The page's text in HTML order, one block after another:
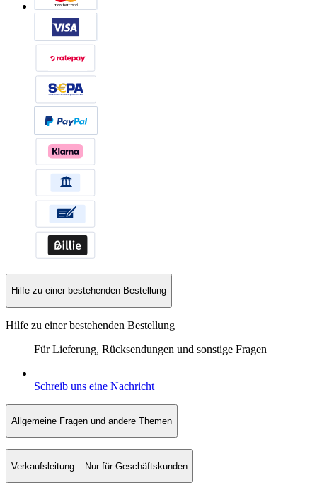
Hilfe zu einer bestehenden Bestellung
Hilfe zu einer bestehenden Bestellung
Für Lieferung, Rücksendungen und sonstige Fragen
Schreib uns eine Nachricht
Allgemeine Fragen und andere Themen
Verkaufsleitung – Nur für Geschäftskunden